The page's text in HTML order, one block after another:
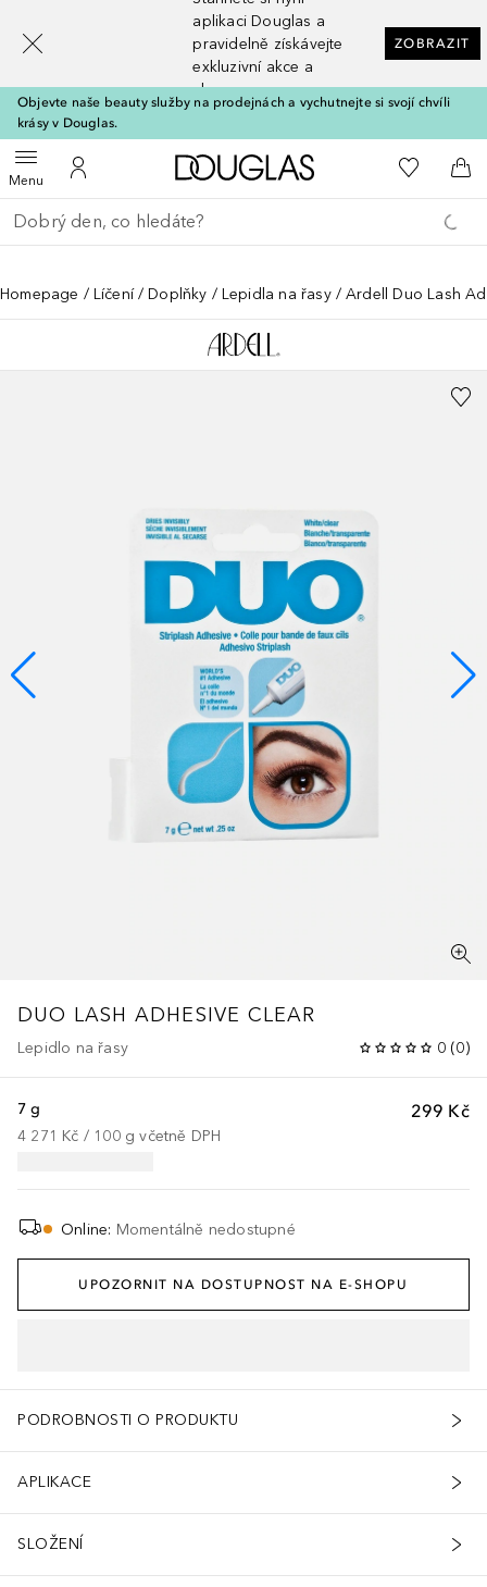
aplikaci Douglas a
pravidelně získávejte
exkluzivní akce a
slevy
ZOBRAZIT
Objevte naše beauty služby na prodejnách a vychutnejte si svojí chvíli
krásy v Douglas.
MenuOtevřít menuK mému účtu
Domů K mému
Do
Vraťte se
Proveďte vyhledávání
Homepage Líčení Doplňky Lepidla na řasy Ardell Duo Lash
DUO LASH ADHESIVE CLEAR
Lepidlo na řasy 0 (0)
299 Kč
7 g
4 271 Kč / 100 g včetně DPH
Online: Momentálně nedostupné
UPOZORNIT NA DOSTUPNOST NA E-SHOPU
PODROBNOSTI O PRODUKTU
APLIKACE
SLOŽENÍ
[navigation.slideout.screenreader]